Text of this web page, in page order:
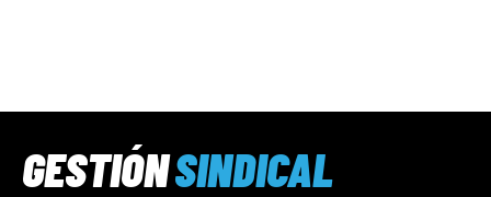
GESTIÓNSINDICAL